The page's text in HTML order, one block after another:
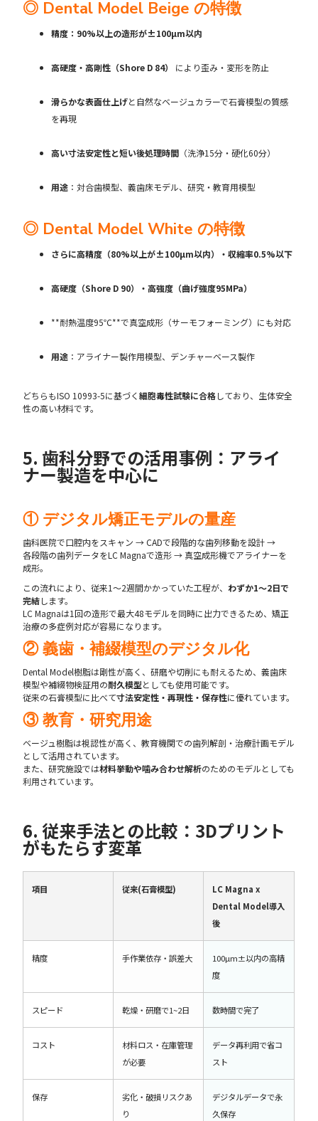
◎ Dental Model Beige の特徴
精度：90%以上の造形が±100µm以内
高硬度・高剛性（Shore D 84） により歪み・変形を防止
滑らかな表面仕上げと自然なベージュカラーで石膏模型の質感
を再現
高い寸法安定性と短い後処理時間 （洗浄15分・硬化60分）
用途 ：対合歯模型、義歯床モデル、研究・教育用模型
◎ Dental Model White の特徴
さらに高精度（80%以上が±100µm以内）・収縮率0.5%以下
高硬度（Shore D 90）・高強度（曲げ強度95MPa）
**耐熱温度95℃**で真空成形（サーモフォーミング）にも対応
用途 ：アライナー製作用模型、デンチャーベース製作
どちらもISO 10993-5に基づく細胞毒性試験に合格しており、生体安全
性の高い材料です。
5. 歯科分野での活用事例：アライ
ナー製造を中心に
① デジタル矯正モデルの量産
歯科医院で口腔内をスキャン → CADで段階的な歯列移動を設計 →
各段階の歯列データをLC Magnaで造形 → 真空成形機でアライナーを
成形。
この流れにより、従来1〜2週間かかっていた工程が、 わずか1〜2日で
完結します。
LC Magnaは1回の造形で最大48モデルを同時に出力できるため、矯正
治療の多症例対応が容易になります。
② 義歯・補綴模型のデジタル化
Dental Model樹脂は剛性が高く、研磨や切削にも耐えるため、義歯床
模型や補綴物検証用の耐久模型としても使用可能です。
従来の石膏模型に比べて寸法安定性・再現性・保存性に優れています。
③ 教育・研究用途
ベージュ樹脂は視認性が高く、教育機関での歯列解剖・治療計画モデル
として活用されています。
また、研究施設では材料挙動や噛み合わせ解析のためのモデルとしても
利用されています。
6. 従来手法との比較：3Dプリント
がもたらす変革
項目 従来(石膏模型)
LC Magna x
Dental Model導入
後
精度 手作業依存・誤差大
100µm±以内の高精
度
スピード 乾燥・研磨で1~2日 数時間で完了
コスト
材料ロス・在庫管理
が必要
データ再利用で省コ
スト
保存
劣化・破損リスクあ
り
デジタルデータで永
久保存